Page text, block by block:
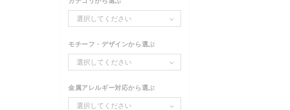
選択してください
モチーフ・デザインから選ぶ
選択してください
金属アレルギー対応から選ぶ
選択してください